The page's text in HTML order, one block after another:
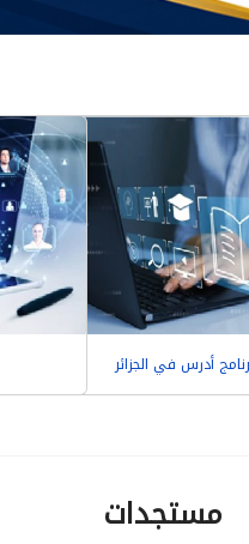
أدرس في الجزائر
مستجدات